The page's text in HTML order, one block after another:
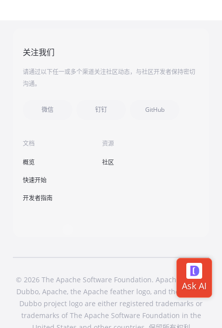
关注我们
请通过以下任一或多个渠道关注社区动态，与社区开发者保持密切
沟通。
微信 钉钉 GitHub
文档
概览
快速开始
开发者指南
资源
社区
© 2026 The Apache Software Foundation. Apache Dubbo,
Dubbo, Apache, the Apache feather logo, and the Apache
Dubbo project logo are either registered trademarks or
trademarks of The Apache Software Foundation in the